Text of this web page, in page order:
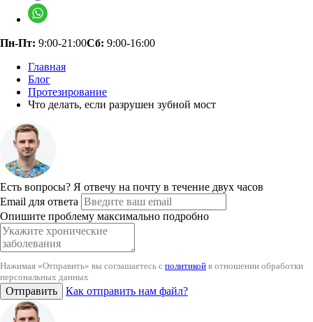
Пн-Пт: 9:00-21:00Сб: 9:00-16:00
Главная
Блог
Протезирование
Что делать, если разрушен зубной мост
Есть вопросы? Я отвечу на почту в течение двух часов
Email для ответа
Опишите проблему максимально подробно
Нажимая «Отправить» вы соглашаетесь с политикой в отношении обработки
персональных данных
Отправить Как отправить нам файл?